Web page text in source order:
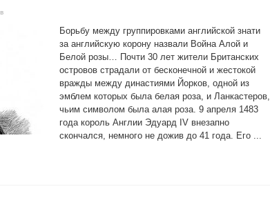
Борьбу между группировками английской знати
за английскую корону назвали Война Алой и
Белой розы… Почти 30 лет жители Британских
островов страдали от бесконечной и жестокой
вражды между династиями Йорков, одной из
эмблем которых была белая роза, и Ланкастеров,
чьим символом была алая роза. 9 апреля 1483
года король Англии Эдуард IV внезапно
скончался, немного не дожив до 41 года. Его ...